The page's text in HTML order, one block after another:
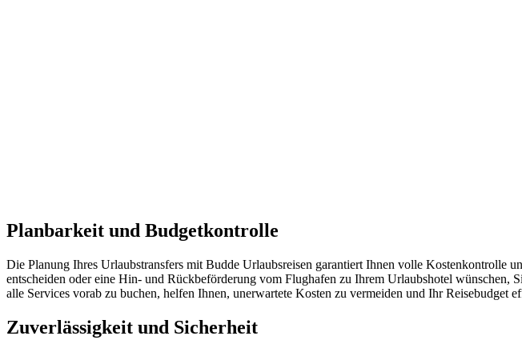
Planbarkeit und Budgetkontrolle
Die Planung Ihres Urlaubstransfers mit Budde Urlaubsreisen garantiert Ihnen volle Kostenkontrolle
entscheiden oder eine Hin- und Rückbeförderung vom Flughafen zu Ihrem Urlaubshotel wünschen,
alle Services vorab zu buchen, helfen Ihnen, unerwartete Kosten zu vermeiden und Ihr Reisebudget
Zuverlässigkeit und Sicherheit